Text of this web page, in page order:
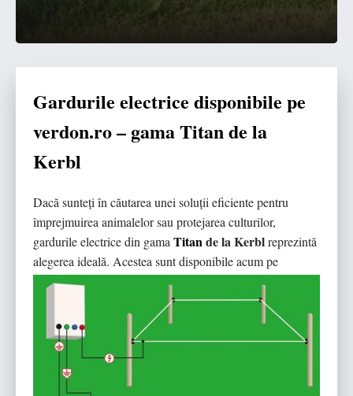
Gardurile electrice disponibile pe
verdon.ro – gama Titan de la
Kerbl
Dacă sunteți în căutarea unei soluții eficiente pentru
împrejmuirea animalelor sau protejarea culturilor,
gardurile electrice din gamaTitande la Kerblreprezintă
alegerea ideală. Acestea sunt disponibileacum pe